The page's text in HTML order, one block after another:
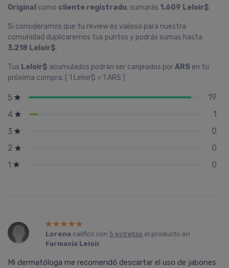
Original como cliente registrado, sumarás 1.609 Leloir$
Si consideramos que tu review es valioso para nuestra
comunidad duplicaremos tus puntos y podrás sumas hasta
3.218 Leloir$.
Tus Leloir$ acumulados podrán ser canjeados porARS en tu
próxima compra. ( 1 Leloir$ = 1 ARS )
5
19
4
1
3
0
2
0
1
0
Lorena calificó con 5 estrellas el producto en
Farmacia Leloir.
Mi dermatóloga me recomendó descartar el uso de jabones